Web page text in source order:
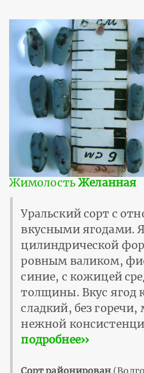
ЖимолостьЖеланная
Уральский сорт с
вкусными ягодами.
цилиндрической
ровным валиком,
синие, с кожицей
толщины. Вкус ягод
сладкий, без горечи,
нежной
подробнее››